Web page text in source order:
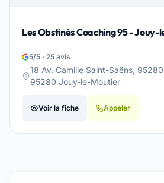
Les Obstinés Coaching 95 -
5/5 · 25 avis
18 Av. Camille Saint-Saëns,
95280 Jouy-le-Moutier
Voir la fiche Appeler